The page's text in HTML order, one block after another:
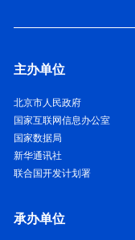
主办单位
北京市人民政府
国家互联网信息办公室
国家数据局
新华通讯社
联合国开发计划署
承办单位